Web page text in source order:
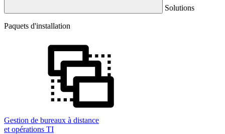
Solutions
Paquets d'installation
Gestion de bureaux à distance
et opérations TI